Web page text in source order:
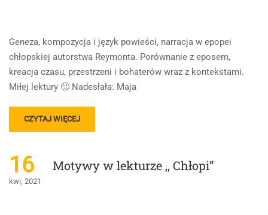
Geneza, kompozycja i język powieści, narracja w epopei
chłopskiej autorstwa Reymonta. Porównanie z eposem,
kreacja czasu, przestrzeni i bohaterów wraz z kontekstami.
Miłej lektury 🙂 Nadesłała: Maja
READ
MORE
ŚWIAT
PRZEDSTAWIONY
W
CZYTAJ WIĘCEJ
16
kwi, 2021
Motywy w lekturze ,, Chłopi”